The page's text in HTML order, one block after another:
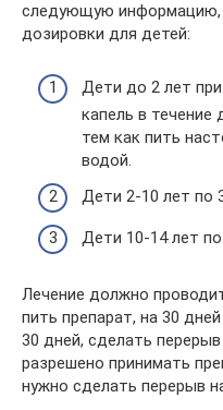
следующую информацию,
дозировки для детей:
Дети до 2 лет
капель в
тем как пить
водой.
Дети 2-10 лет по
Дети 10-14 лет по
Лечение должно
пить препарат, на 30
30 дней, сделать
разрешено принимать
нужно сделать перерыв